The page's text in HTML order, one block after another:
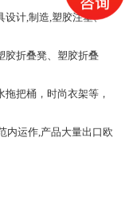
设计,制造,塑胶注塑、
胶折叠凳、塑胶折叠
把桶，时尚衣架等，
内运作,产品大量出口欧